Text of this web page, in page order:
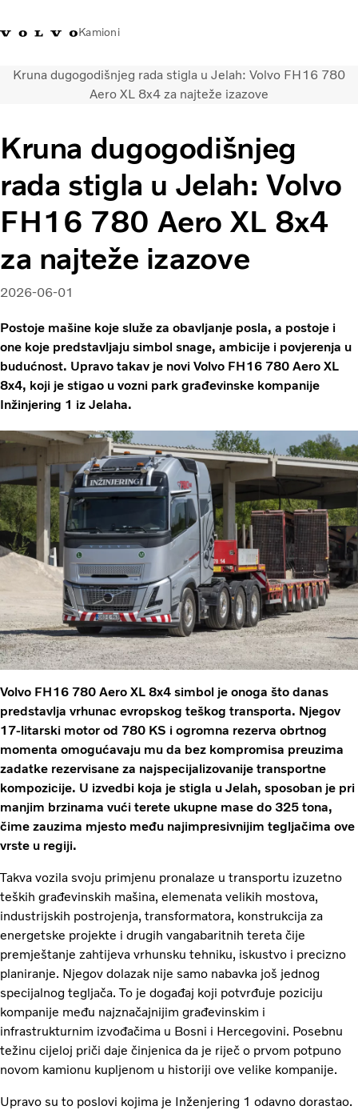
Kamioni
Volvo Trucks Bosna i
Hercegovina - Kontakti
Prodavaonica Volvo Trucks
promo materijala
Prijava
Bosna I
Transportna rješenja
Kampanje
Usluge
Lokator distributera
O nama
Volvo Truck Builder
Kruna dugogodišnjeg rada stigla u Jelah: Volvo FH16 780
Aero XL 8x4 za najteže izazove
Kruna dugogodišnjeg
rada stigla u Jelah: Volvo
FH16 780 Aero XL 8x4
za najteže izazove
2026-06-01
Postoje mašine koje služe za obavljanje posla, a postoje i
one koje predstavljaju simbol snage, ambicije i povjerenja u
budućnost. Upravo takav je novi Volvo FH16 780 Aero XL
8x4, koji je stigao u vozni park građevinske kompanije
Inžinjering 1 iz Jelaha.
Volvo FH16 780 Aero XL 8x4 simbol je onoga što danas
predstavlja vrhunac evropskog teškog transporta. Njegov
17-litarski motor od 780 KS i ogromna rezerva obrtnog
momenta omogućavaju mu da bez kompromisa preuzima
zadatke rezervisane za najspecijalizovanije transportne
kompozicije. U izvedbi koja je stigla u Jelah, sposoban je pri
manjim brzinama vući terete ukupne mase do 325 tona,
čime zauzima mjesto među najimpresivnijim tegljačima ove
vrste u regiji.
Takva vozila svoju primjenu pronalaze u transportu izuzetno
teških građevinskih mašina, elemenata velikih mostova,
industrijskih postrojenja, transformatora, konstrukcija za
energetske projekte i drugih vangabaritnih tereta čije
premještanje zahtijeva vrhunsku tehniku, iskustvo i precizno
planiranje. Njegov dolazak nije samo nabavka još jednog
specijalnog tegljača. To je događaj koji potvrđuje poziciju
kompanije među najznačajnijim građevinskim i
infrastrukturnim izvođačima u Bosni i Hercegovini. Posebnu
težinu cijeloj priči daje činjenica da je riječ o prvom potpuno
novom kamionu kupljenom u historiji ove velike kompanije.
Upravo su to poslovi kojima je Inženjering 1 odavno dorastao.